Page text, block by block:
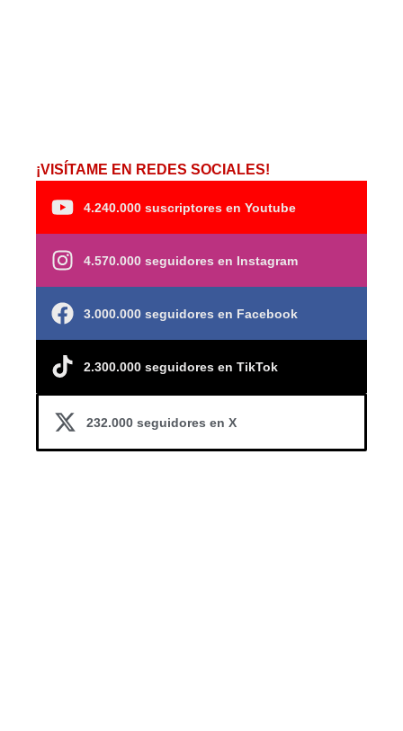
¡VISÍTAME EN REDES SOCIALES!
4.240.000 suscriptores en Youtube
4.570.000 seguidores en Instagram
3.000.000 seguidores en Facebook
2.300.000 seguidores en TikTok
232.000 seguidores en X